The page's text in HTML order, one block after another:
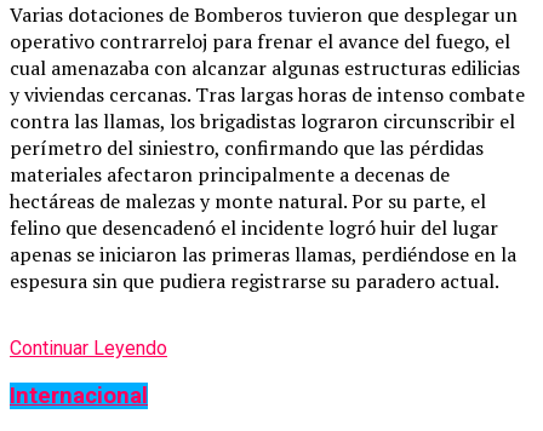
Varias dotaciones de Bomberos tuvieron que desplegar un
operativo contrarreloj para frenar el avance del fuego, el
cual amenazaba con alcanzar algunas estructuras edilicias
y viviendas cercanas. Tras largas horas de intenso combate
contra las llamas, los brigadistas lograron circunscribir el
perímetro del siniestro, confirmando que las pérdidas
materiales afectaron principalmente a decenas de
hectáreas de malezas y monte natural. Por su parte, el
felino que desencadenó el incidente logró huir del lugar
apenas se iniciaron las primeras llamas, perdiéndose en la
espesura sin que pudiera registrarse su paradero actual.
Continuar Leyendo
Internacional